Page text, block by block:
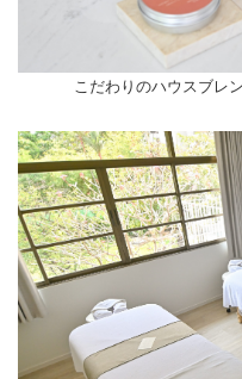
こだわりのハウスブレ